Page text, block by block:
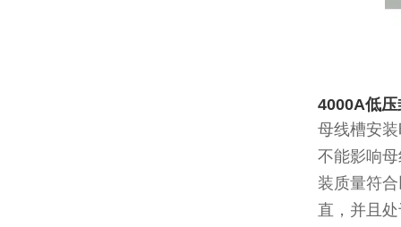
4000A低
母线槽安
不能影响
装质量符
直，并且